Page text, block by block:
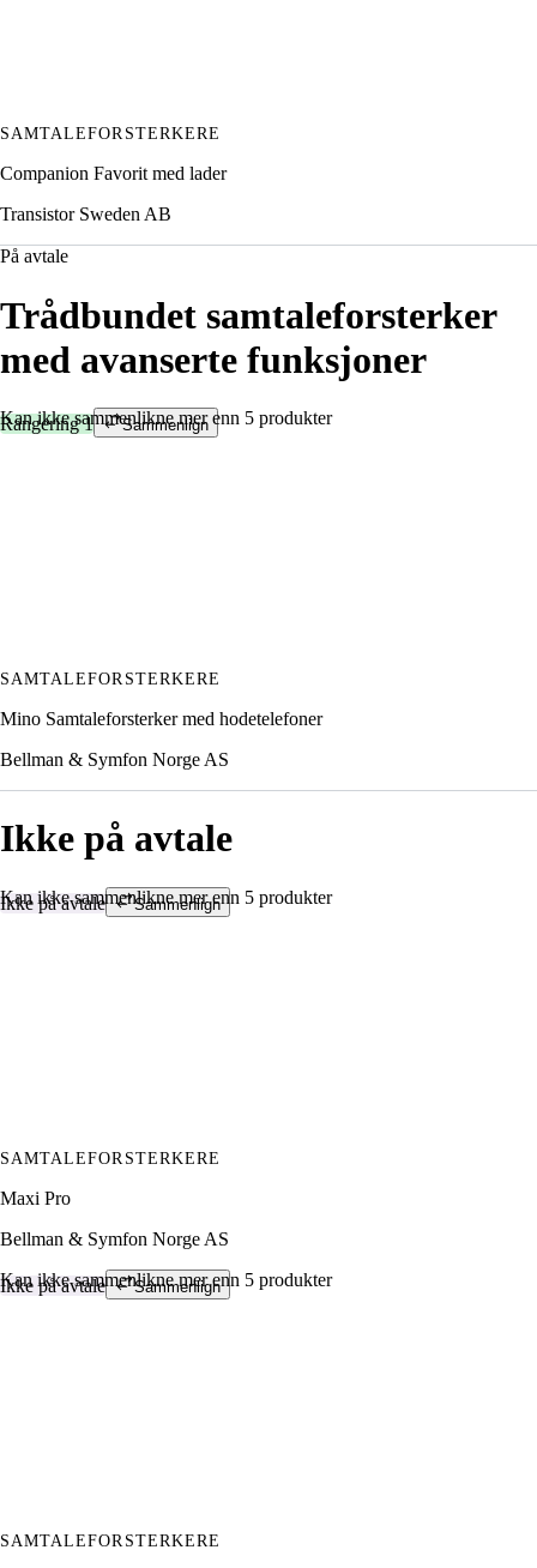
SAMTALEFORSTERKERE
Companion Favorit med lader
Transistor Sweden AB
På avtale
Trådbundet samtaleforsterker
med avanserte funksjoner
Rangering 1 Sammenlign
Kan ikke sammenlikne mer enn 5 produkter
SAMTALEFORSTERKERE
Mino Samtaleforsterker med hodetelefoner
Bellman & Symfon Norge AS
Ikke på avtale
Ikke på avtale Sammenlign
Kan ikke sammenlikne mer enn 5 produkter
SAMTALEFORSTERKERE
Maxi Pro
Bellman & Symfon Norge AS
Ikke på avtale Sammenlign
Kan ikke sammenlikne mer enn 5 produkter
SAMTALEFORSTERKERE